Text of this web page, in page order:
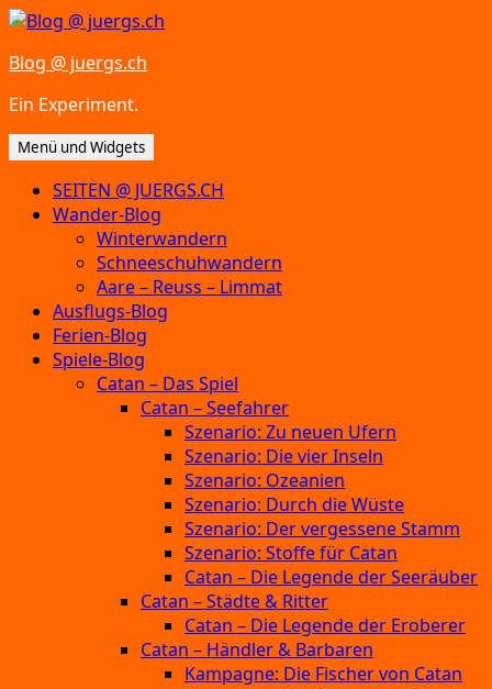
Zum
springen
Blog @ juergs.ch
Ein Experiment.
Menü und Widgets
SEITEN @ JUERGS.CH
Wander-Blog
Winterwandern
Schneeschuhwandern
Aare – Reuss – Limmat
Ausflugs-Blog
Ferien-Blog
Spiele-Blog
Catan – Das Spiel
Catan – Seefahrer
Szenario: Zu neuen Ufern
Szenario: Die vier Inseln
Szenario: Ozeanien
Szenario: Durch die Wüste
Szenario: Der vergessene Stamm
Szenario: Stoffe für Catan
Catan – Die Legende der Seeräuber
Catan – Städte & Ritter
Catan – Die Legende der Eroberer
Catan – Händler & Barbaren
Kampagne: Die Fischer von Catan